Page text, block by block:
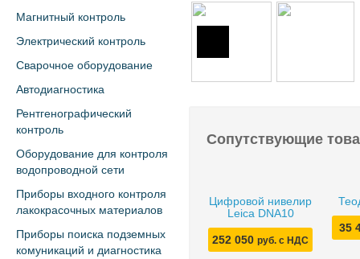
Магнитный контроль
Электрический контроль
Сварочное оборудование
Автодиагностика
Рентгенографический
контроль
Оборудование для контроля
водопроводной сети
Приборы входного контроля
лакокрасочных материалов
Приборы поиска подземных
комуникаций и диагностика
Сопутствующие
Цифровой нивелир
Leica DNA10
252 050 руб. с НДС
35